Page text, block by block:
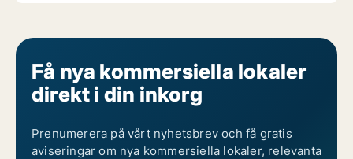
Få nya kommersiella lokaler
direkt i din inkorg
Prenumerera på vårt nyhetsbrev och få gratis
aviseringar om nya kommersiella lokaler, relevanta